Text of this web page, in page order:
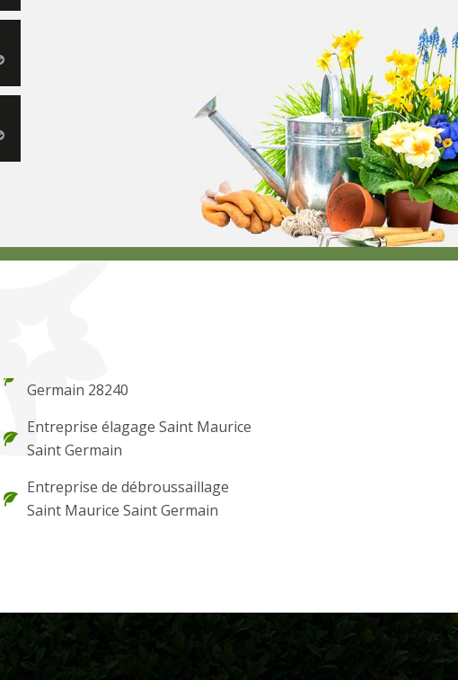
Germain 28240
Entreprise élagage Saint Maurice
Saint Germain
Entreprise de débroussaillage
Saint Maurice Saint Germain